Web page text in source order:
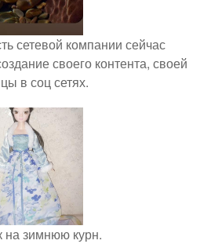
сетевой компании сейчас
своего контента, своей
в соц сетях.
на зимнюю курн.